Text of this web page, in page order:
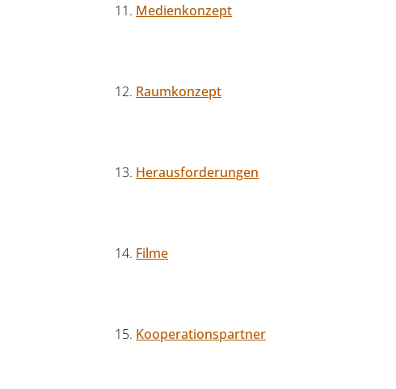
Medienkonzept
Raumkonzept
Herausforderungen
Filme
Kooperationspartner